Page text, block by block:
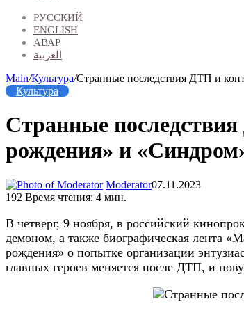
РУССКИЙ
ENGLISH
АВАР
العربية
Main/Культура/Странные последствия ДТП и
Культура
Странные
рождения» и
Moderator07.11.2023
192 Время чтения: 4 мин.
В четверг, 9 ноября, в российский
демоном, а также биографическая лента
рождения» о попытке организации
главных героев меняется после ДТП, и